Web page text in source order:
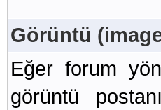
Görüntü
Eğer forum
görüntü